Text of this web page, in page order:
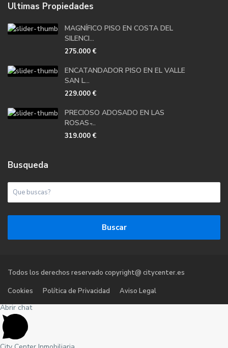
Ultimas Propiedades
MAGNÍFICO PISO EN COSTA DEL
SILENCI...
275.000 €
ENCATANDADOR PISO EN EL VALLE
SAN L...
229.000 €
PRECIOSO ADOSADO EN LAS
ROSAS ̵...
319.000 €
Busqueda
Buscar
Todos los derechos reservado copyright@ citycenter.es
Cookies
Política de Privacidad Aviso Legal
Abrir chat